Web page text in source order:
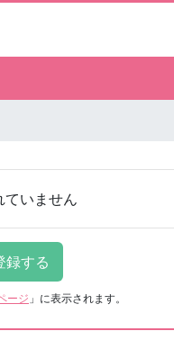
ていません
ージ 」に表示されます。